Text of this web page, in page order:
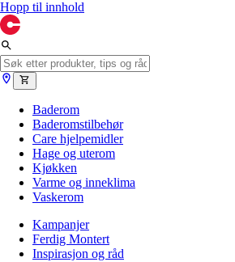
Hopp til innhold
Baderom
Baderomstilbehør
Care hjelpemidler
Hage og uterom
Kjøkken
Varme og inneklima
Vaskerom
Kampanjer
Ferdig Montert
Inspirasjon og råd